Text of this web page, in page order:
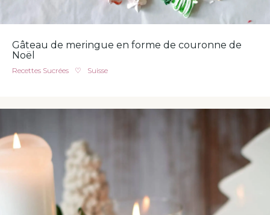
Gâteau de meringue en forme de couronne de
Noël
Recettes Sucrées ♡ Suisse